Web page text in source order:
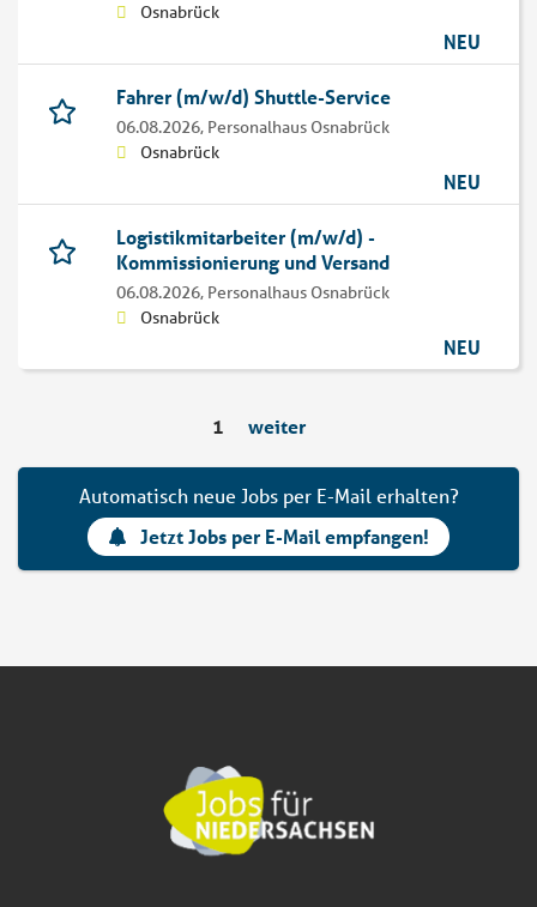
Osnabrück
NEU
Fahrer (m/w/d) Shuttle-Service
06.08.2026, Personalhaus Osnabrück
Osnabrück
NEU
Logistikmitarbeiter (m/w/d) -
Kommissionierung und Versand
06.08.2026, Personalhaus Osnabrück
Osnabrück
NEU
1 weiter
Automatisch neue Jobs per E-Mail erhalten?
Jetzt Jobs per E-Mail empfangen!